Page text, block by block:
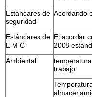
Estándares de
seguridad
Acordando
Estándares de
E M C
El acordar
2008
Ambiental
trabajo